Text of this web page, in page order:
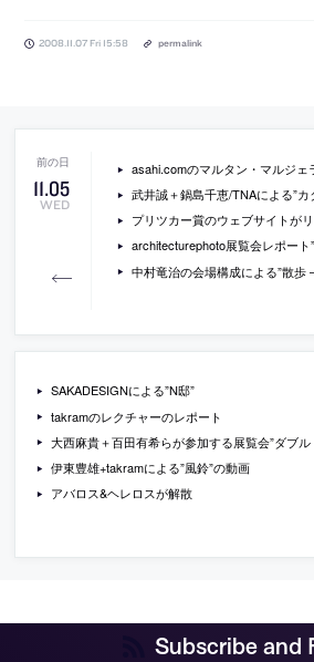
2008.11.07 Fri 15:58 permalink
11.05
WED
asahi.comのマルタン・マルジェ
武井誠＋鍋島千恵/TNAによる”カ
プリツカー賞のウェブサイトが
architecturephoto展覧会レポート”ひとへ
中村竜治の会場構成による”散歩 – ミナ
SAKADESIGNによる”N邸”
takramのレクチャーのレポート
大西麻貴＋百田有希らが参加する展覧会”ダブル・クロノス”[2008/11/
伊東豊雄+takramによる”風鈴”の動画
アバロス&ヘレロスが解散
Subscribe and